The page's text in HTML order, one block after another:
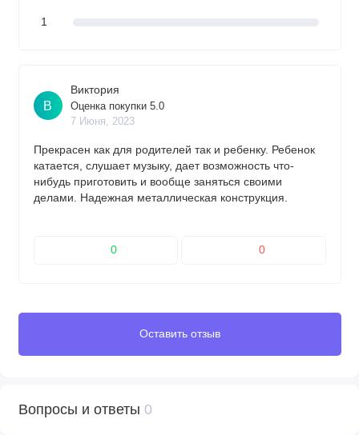
1
В
Виктория
Оценка покупки 5.0
7 Июня, 2023
Прекрасен как для родителей так и ребенку. Ребенок
катается, слушает музыку, дает возможность что-
нибудь приготовить и вообще заняться своими
делами. Надежная металлическая конструкция.
музыку через телефон или с флешки. Автоматическое
0 0
Оставить отзыв
Вопросы и ответы 0